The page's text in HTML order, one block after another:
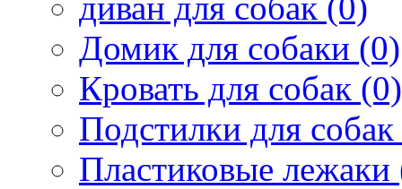
Домик для собаки (0)
Кровать для собак (0)
Подстилки для
Пластиковые лежаки